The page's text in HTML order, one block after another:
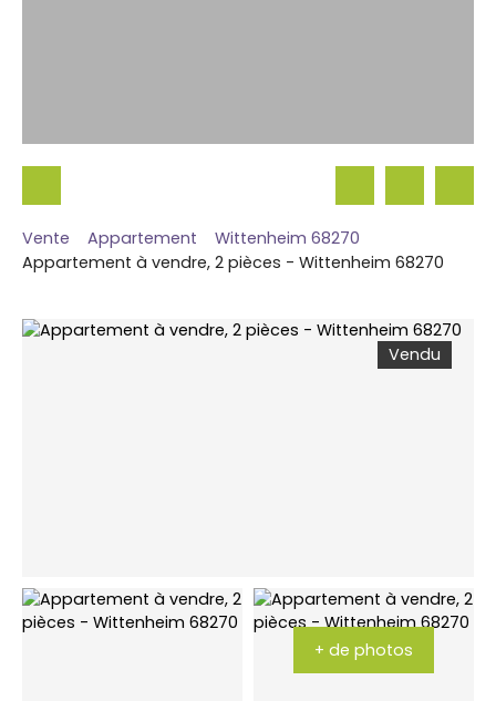
Vente Appartement
Wittenheim 68270
Appartement à vendre, 2 pièces - Wittenheim 68270
Vendu
+ de photos